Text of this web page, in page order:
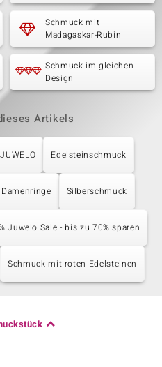
Schmuck mit
Madagaskar-Rubin
Schmuck im gleichen
Design
Artikels
Edelsteinschmuck
Damenringe Silberschmuck
Juwelo Sale - bis zu 70% sparen
Schmuck mit roten Edelsteinen